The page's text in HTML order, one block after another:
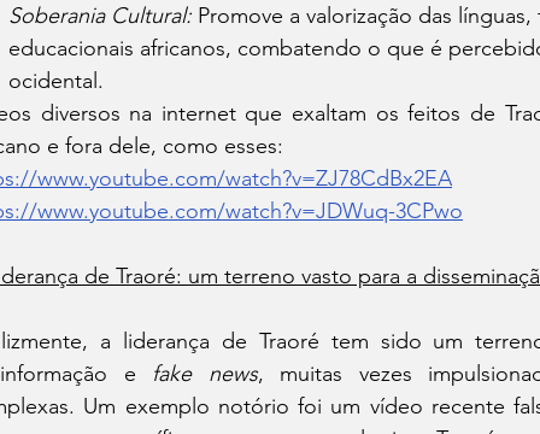
Soberania Cultural: Promove a valorização das
educacionais africanos, combatendo o que é
ocidental.
diversos na internet que exaltam os feitos de
e fora dele, como esses:
www.youtube.com/watch?v=ZJ78CdBx2EA
www.youtube.com/watch?v=JDWuq-3CPwo
de Traoré: um terreno vasto para a
a liderança de Traoré tem sido um
e fake news, muitas vezes
Um exemplo notório foi um vídeo recente